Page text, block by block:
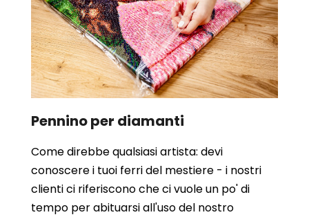
Pennino per diamanti
Come direbbe qualsiasi artista: devi
conoscere i tuoi ferri del mestiere - i nostri
clienti ci riferiscono che ci vuole un po' di
tempo per abituarsi all'uso del nostro